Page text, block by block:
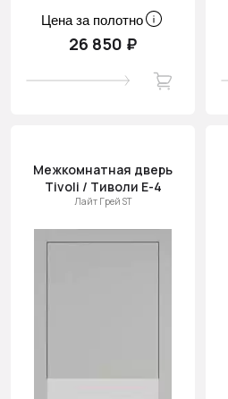
Цена за полотно
26 850 ₽
Межкомнатная дверь
Tivoli / Тиволи Е-4
Лайт Грей ST